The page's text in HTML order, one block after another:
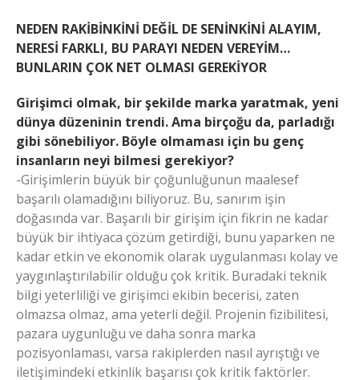
NEDEN RAKİBİNKİNİ DEĞİL DE SENİNKİNİ ALAYIM,
NERESİ FARKLI, BU PARAYI NEDEN VEREYİM…
BUNLARIN ÇOK NET OLMASI GEREKİYOR
Girişimci olmak, bir şekilde marka yaratmak, yeni
dünya düzeninin trendi. Ama birçoğu da, parladığı
gibi sönebiliyor. Böyle olmaması için bu genç
insanların neyi bilmesi gerekiyor?
-Girişimlerin büyük bir çoğunluğunun maalesef
başarılı olamadığını biliyoruz. Bu, sanırım işin
doğasında var. Başarılı bir girişim için fikrin ne kadar
büyük bir ihtiyaca çözüm getirdiği, bunu yaparken ne
kadar etkin ve ekonomik olarak uygulanması kolay ve
yaygınlaştırılabilir olduğu çok kritik. Buradaki teknik
bilgi yeterliliği ve girişimci ekibin becerisi, zaten
olmazsa olmaz, ama yeterli değil. Projenin fizibilitesi,
pazara uygunluğu ve daha sonra marka
pozisyonlaması, varsa rakiplerden nasıl ayrıştığı ve
iletişimindeki etkinlik başarısı çok kritik faktörler.